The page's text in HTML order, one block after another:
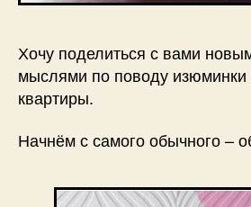
Хочу поделиться с вами
мыслями по поводу изюминки
квартиры.
Начнём с самого обычного –